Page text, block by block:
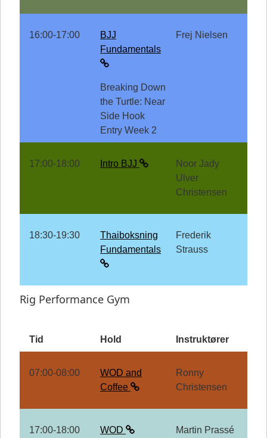
16:00-17:00
BJJ
Fundamentals
Breaking Down
the Turtle: Near
Side Hook
Entry Week 2
Frej Nielsen
17:00-18:00 Intro BJJ
Noor Jady
Ulver
Christensen
18:30-19:30
Thaiboksning
Fundamentals
Frederik
Strauss
Rig Performance Gym
Tid Hold Instruktører
07:00-08:00
WOD and
Coffee
Ronny
Christensen
17:00-18:00 WOD Martin Prassé